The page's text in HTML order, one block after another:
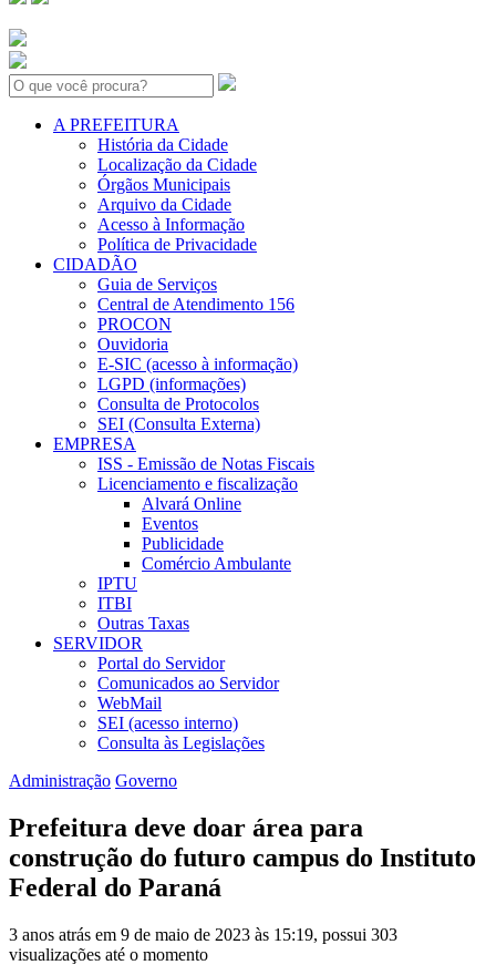
Search:
A PREFEITURA
História da Cidade
Localização da Cidade
Órgãos Municipais
Arquivo da Cidade
Acesso à Informação
Política de Privacidade
CIDADÃO
Guia de Serviços
Central de Atendimento 156
PROCON
Ouvidoria
E-SIC (acesso à informação)
LGPD (informações)
Consulta de Protocolos
SEI (Consulta Externa)
EMPRESA
ISS - Emissão de Notas Fiscais
Licenciamento e fiscalização
Alvará Online
Eventos
Publicidade
Comércio Ambulante
IPTU
ITBI
Outras Taxas
SERVIDOR
Portal do Servidor
Comunicados ao Servidor
WebMail
SEI (acesso interno)
Consulta às Legislações
Administração Governo
Prefeitura deve doar área para
construção do futuro campus do Instituto
Federal do Paraná
3 anos atrás em 9 de maio de 2023 às 15:19, possui 303
visualizações até o momento